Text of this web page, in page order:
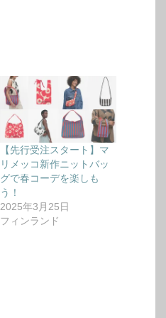
【先行受注スタート】マ
リメッコ新作ニットバッ
グで春コーデを楽しも
う！
2025年3月25日
フィンランド